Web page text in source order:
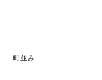
町並み